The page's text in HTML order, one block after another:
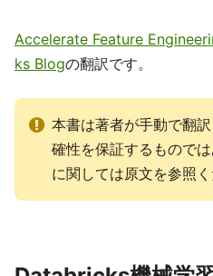
Accelerate Feature
ks Blogの翻訳です。
本書は著者が手動で翻
確性を保証するもので
に関しては原文を参照く